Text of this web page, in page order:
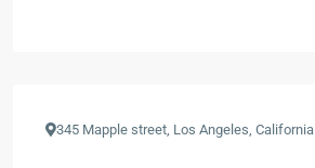
345 Mapple street, Los Angeles, California